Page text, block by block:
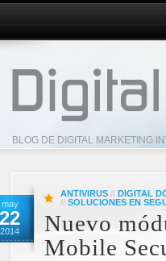
BLOG DE DIGITAL MARKETING
may
22
2014
ANTIVIRUS // DIGITAL
// SOLUCIONES EN
Nuevo
Mobile